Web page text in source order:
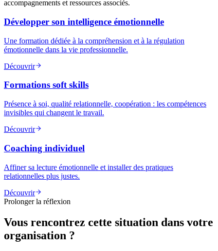
accompagnements et ressources associés.
Développer son intelligence émotionnelle
Une formation dédiée à la compréhension et à la régulation
émotionnelle dans la vie professionnelle.
Découvrir
Formations soft skills
Présence à soi, qualité relationnelle, coopération : les compétences
invisibles qui changent le travail.
Découvrir
Coaching individuel
Affiner sa lecture émotionnelle et installer des pratiques
relationnelles plus justes.
Découvrir
Prolonger la réflexion
Vous rencontrez cette situation dans votre
organisation ?